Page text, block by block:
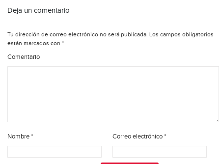
Deja un comentario
Tu dirección de correo electrónico no será publicada. Los campos obligatorios
están marcados con *
Comentario
Nombre* Correo electrónico*